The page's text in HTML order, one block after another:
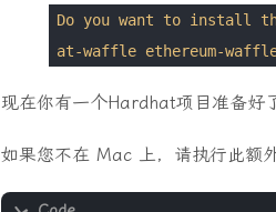
Do you want to install
at-waffle ethereum-
现在你有一个Hardhat项目准备好了
如果您不在 Mac 上，请执行此额